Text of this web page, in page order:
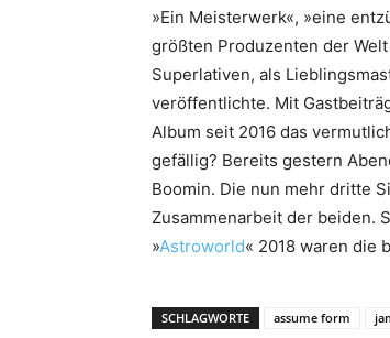
»Ein Meisterwerk«, »eine
größten Produzenten der
Superlativen, als
veröffentlichte. Mit
Album seit 2016 das
gefällig? Bereits gestern
Boomin. Die nun mehr dritte
Zusammenarbeit der beiden.
»Astroworld« 2018 waren die
SCHLAGWORTE assume form